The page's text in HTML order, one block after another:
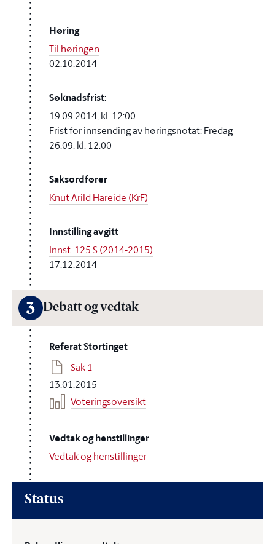
Høring
Til høringen
02.10.2014
Søknadsfrist:
19.09.2014, kl. 12:00
Frist for innsending av høringsnotat: Fredag
26.09. kl. 12.00
Saksordfører
Knut Arild Hareide (KrF)
Innstilling avgitt
Innst. 125 S (2014-2015)
17.12.2014
3 Debatt og vedtak
Referat Stortinget
Sak 1
13.01.2015
Voteringsoversikt
Vedtak og henstillinger
Vedtak og henstillinger
Status